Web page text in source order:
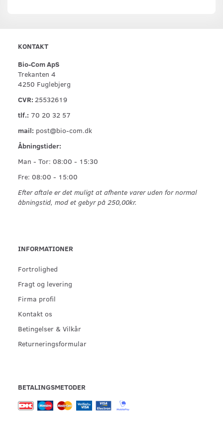
KONTAKT
Bio-Com ApS
Trekanten 4
4250 Fuglebjerg
CVR: 25532619
tlf.: 70 20 32 57
mail: post@bio-com.dk
Åbningstider:
Man - Tor: 08:00 - 15:30
Fre: 08:00 - 15:00
Efter aftale er det muligt at afhente varer uden for normal
åbningstid, mod et gebyr på 250,00kr.
INFORMATIONER
Fortrolighed
Fragt og levering
Firma profil
Kontakt os
Betingelser & Vilkår
Returneringsformular
BETALINGSMETODER